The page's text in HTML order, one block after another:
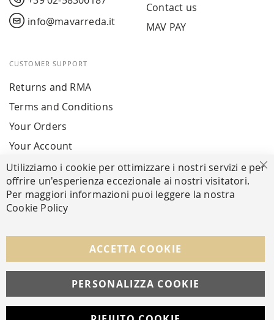
info@mavarreda.it
Contact us
MAV PAY
CUSTOMER SUPPORT
Returns and RMA
Terms and Conditions
Your Orders
Your Account
SECURE PAYMENTS
FOLLOW US ON SOCIAL MEDIA
Utilizziamo i cookie per ottimizzare i nostri servizi e per
offrire un'esperienza eccezionale ai nostri visitatori.
Per maggiori informazioni puoi leggere la nostra
Cookie Policy
ACCETTA COOKIE
PERSONALIZZA COOKIE